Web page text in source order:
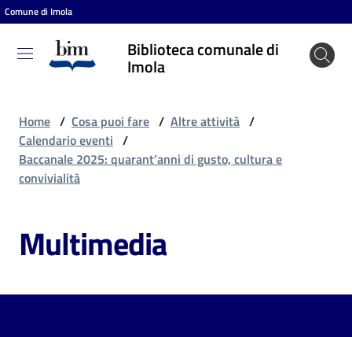
Vai al contenuto
Vai alla navigazione
Vai al footer
Comune di Imola
Biblioteca comunale di
Imola
Biblioteca
comunale
Entra
Cosa
puoi
Home / Cosa puoi fare / Altre attività /
Calendario eventi /
Baccanale 2025: quarant’anni di gusto, cultura e
convivialità
Multimedia